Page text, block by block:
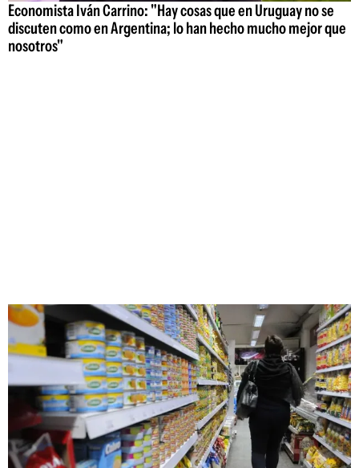
Economista Iván Carrino: "Hay cosas que en Uruguay no se
discuten como en Argentina; lo han hecho mucho mejor que
nosotros"